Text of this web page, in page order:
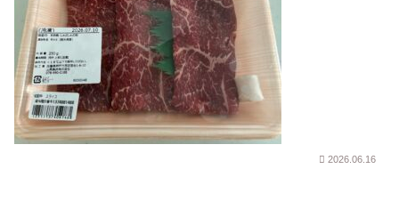
2026.06.16